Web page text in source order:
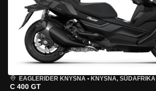
EAGLERIDER KNYSNA • KNYSNA, SÜDAFRIKA
C 400 GT